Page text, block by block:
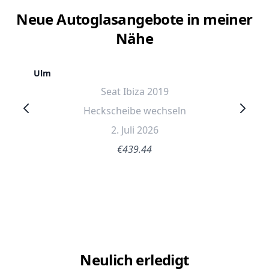
Neue Autoglasangebote in meiner
Nähe
Ulm
Seat Ibiza 2019
Heckscheibe wechseln
2. Juli 2026
€439.44
Neulich erledigt